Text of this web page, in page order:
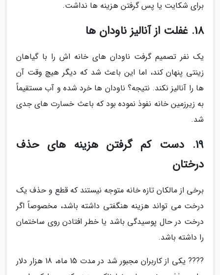
برای شکایت یا پس گرفتن هزینه ها نداشت.
18. غفلت از آنالیز ناودان ها
یک نفر تصمیم گرفت ناودان های خانه اش را با گیاهان
زینتی پنهان کند، اما این باعث شد که دیگر هیچ وقت آن
ها را آنالیز نکند. نتیجه؟ ناودان ها خرد شده و آب مستقیماً
به زیرزمین خانه نفوذ نموده بود که باعث خسارت های جدی
شد.
19. دست کم گرفتن هزینه های حذف
درختان
برخی از مالکان تازه خانه متوجه نیستند که قطع و حذف یک
درخت می تواند هزینه هنگفتی داشته باشد، مخصوصاً اگر
درخت در حال پوسیدگی باشد یا خطر افتادن روی ساختمان
را داشته باشد.
???? یکی از کاربران مجبور شد در مدت 15 ماه، 18 هزار دلار